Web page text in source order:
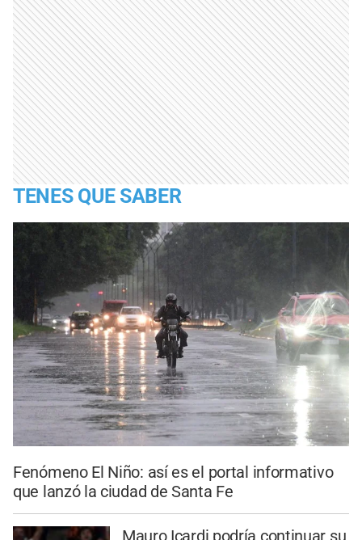
TENES QUE SABER
Fenómeno El Niño: así es el portal informativo
que lanzó la ciudad de Santa Fe
Mauro Icardi podría continuar su